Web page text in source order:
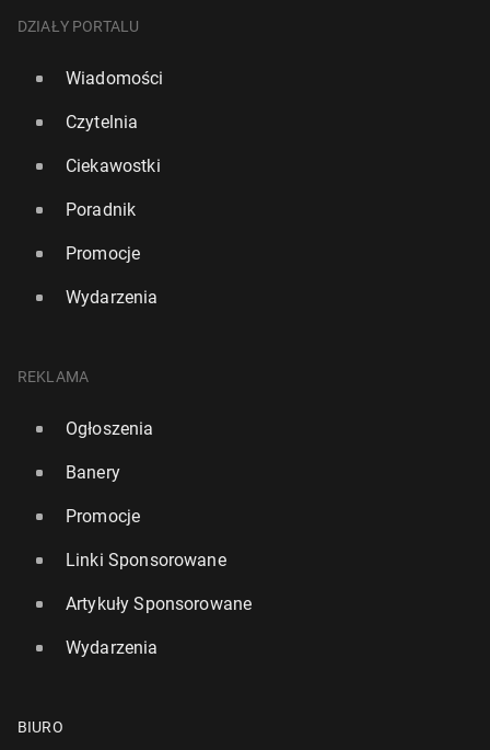
DZIAŁY PORTALU
Wiadomości
Czytelnia
Ciekawostki
Poradnik
Promocje
Wydarzenia
REKLAMA
Ogłoszenia
Banery
Promocje
Linki Sponsorowane
Artykuły Sponsorowane
Wydarzenia
BIURO